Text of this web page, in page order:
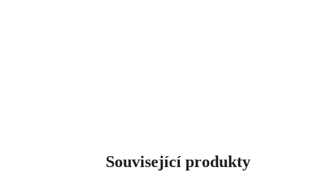
Související produkty